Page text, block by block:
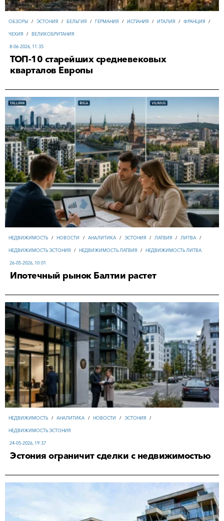
ОБЗОРЫ / ЭСТОНИЯ / БЕЛЬГИЯ / ГЕРМАНИЯ / ИСПАНИЯ / ИТАЛИЯ / ФРАНЦИЯ /
ЧЕХИЯ / ВЕЛИКОБРИТАНИЯ
8-06-2026, 11:35
ТОП-10 старейших средневековых
кварталов Европы
НЕДВИЖИМОСТЬ / НОВОСТИ / АНАЛИТИКА / ЭСТОНИЯ / ЛАТВИЯ / ЛИТВА /
НЕДВИЖИМОСТЬ ЭСТОНИЯ / НЕДВИЖИМОСТЬ ЛАТВИЯ / НЕДВИЖИМОСТЬ ЛИТВА
26-05-2026, 10:01
Ипотечный рынок Балтии растет
НЕДВИЖИМОСТЬ / АНАЛИТИКА / НОВОСТИ / ЭСТОНИЯ /
НЕДВИЖИМОСТЬ ЭСТОНИЯ
24-05-2026, 19:37
Эстония ограничит сделки с недвижимостью